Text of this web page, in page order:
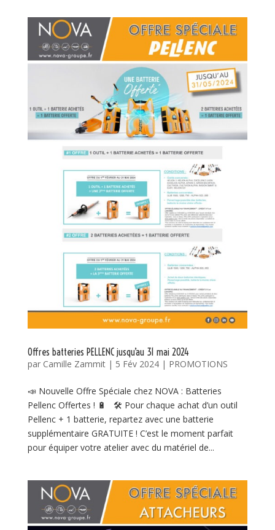
Offres batteries PELLENC jusqu’au 31 mai 2024
par Camille Zammit| 5 Fév 2024| PROMOTIONS
📣 Nouvelle Offre Spéciale chez NOVA : Batteries
Pellenc Offertes ! 🔋 🛠️ Pour chaque achat d’un outil
Pellenc + 1 batterie, repartez avec une batterie
supplémentaire GRATUITE ! C’est le moment parfait
pour équiper votre atelier avec du matériel de...